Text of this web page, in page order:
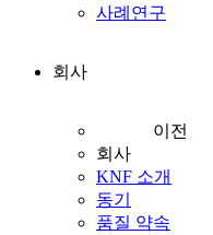
사례연구
회사
이전
회사
KNF 소개
동기
품질 약속